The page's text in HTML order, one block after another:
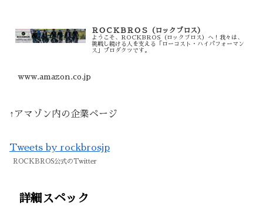
ＲＯＣＫＢＲＯＳ（ロックブロス）
ようこそ、ROCKBROS（ロックブロス）へ！我々は、
挑戦し続ける人を支える「ローコスト・ハイパフォーマン
ス」プロダクツです。
www.amazon.co.jp
↑アマゾン内の企業ページ
Tweets by rockbrosjp
ROCKBROS公式のTwitter
詳細スペック